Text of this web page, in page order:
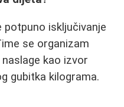
potpuno isključivanje
se organizam
kao izvor
gubitka kilograma.